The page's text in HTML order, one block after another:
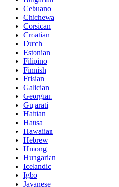
Cebuano
Chichewa
Corsican
Croatian
Dutch
Estonian
Filipino
Finnish
Frisian
Galician
Georgian
Gujarati
Haitian
Hausa
Hawaiian
Hebrew
Hmong
Hungarian
Icelandic
Igbo
Javanese